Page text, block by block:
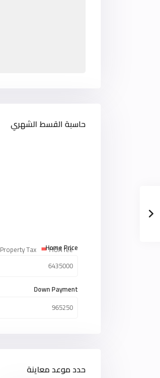
حاسبة القسط الشهري
Property Tax HOA fee
Home Price
Down Payment
حدد موعد معاينة